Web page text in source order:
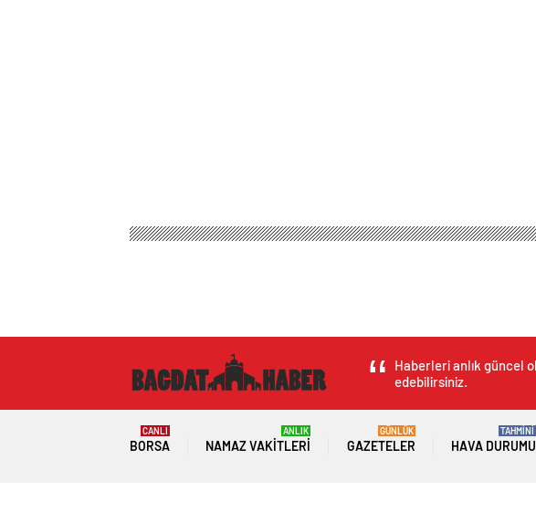
Birlik ve beraberliğimizin